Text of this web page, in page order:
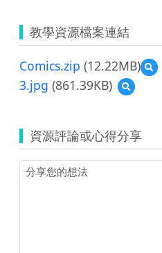
教學資源檔案連結
Comics.zip (12.22MB)
預
覽
3.jpg (861.39KB)
預
覽
資源評論或心得分享